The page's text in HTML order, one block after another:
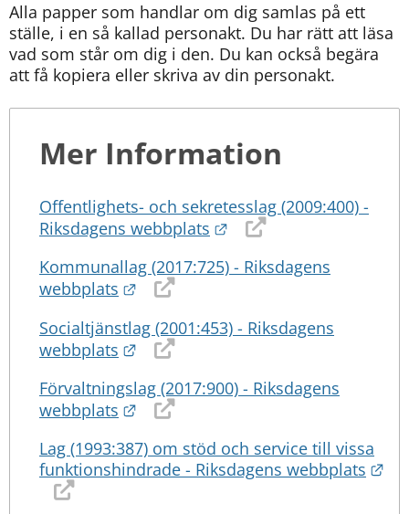
Alla papper som handlar om dig samlas på ett
ställe, i en så kallad personakt. Du har rätt att läsa
vad som står om dig i den. Du kan också begära
att få kopiera eller skriva av din personakt.
Mer Information
Offentlighets- och sekretesslag (2009:400) -
Riksdagens webbplats
Länk till annan
Kommunallag (2017:725) - Riksdagens
webbplats
Länk till annan webbplats.
Socialtjänstlag (2001:453) - Riksdagens
webbplats
Länk till annan webbplats.
Förvaltningslag (2017:900) - Riksdagens
webbplats
Länk till annan webbplats.
Lag (1993:387) om stöd och service till vissa
funktionshindrade - Riksdagens webbplats